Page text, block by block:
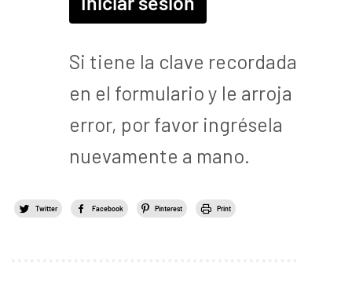
Si tiene la clave recordada
en el formulario y le arroja
error, por favor ingrésela
nuevamente a mano.
Twitter Facebook Pinterest Print